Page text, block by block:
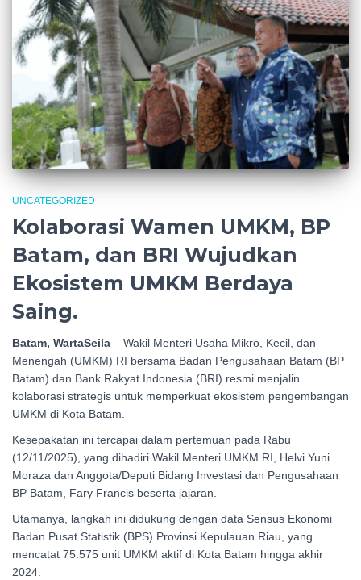
UNCATEGORIZED
Kolaborasi Wamen UMKM, BP
Batam, dan BRI Wujudkan
Ekosistem UMKM Berdaya
Saing.
Batam, WartaSeila – Wakil Menteri Usaha Mikro, Kecil, dan
Menengah (UMKM) RI bersama Badan Pengusahaan Batam (BP
Batam) dan Bank Rakyat Indonesia (BRI) resmi menjalin
kolaborasi strategis untuk memperkuat ekosistem pengembangan
UMKM di Kota Batam.
Kesepakatan ini tercapai dalam pertemuan pada Rabu
(12/11/2025), yang dihadiri Wakil Menteri UMKM RI, Helvi Yuni
Moraza dan Anggota/Deputi Bidang Investasi dan Pengusahaan
BP Batam, Fary Francis beserta jajaran.
Utamanya, langkah ini didukung dengan data Sensus Ekonomi
Badan Pusat Statistik (BPS) Provinsi Kepulauan Riau, yang
mencatat 75.575 unit UMKM aktif di Kota Batam hingga akhir
2024.